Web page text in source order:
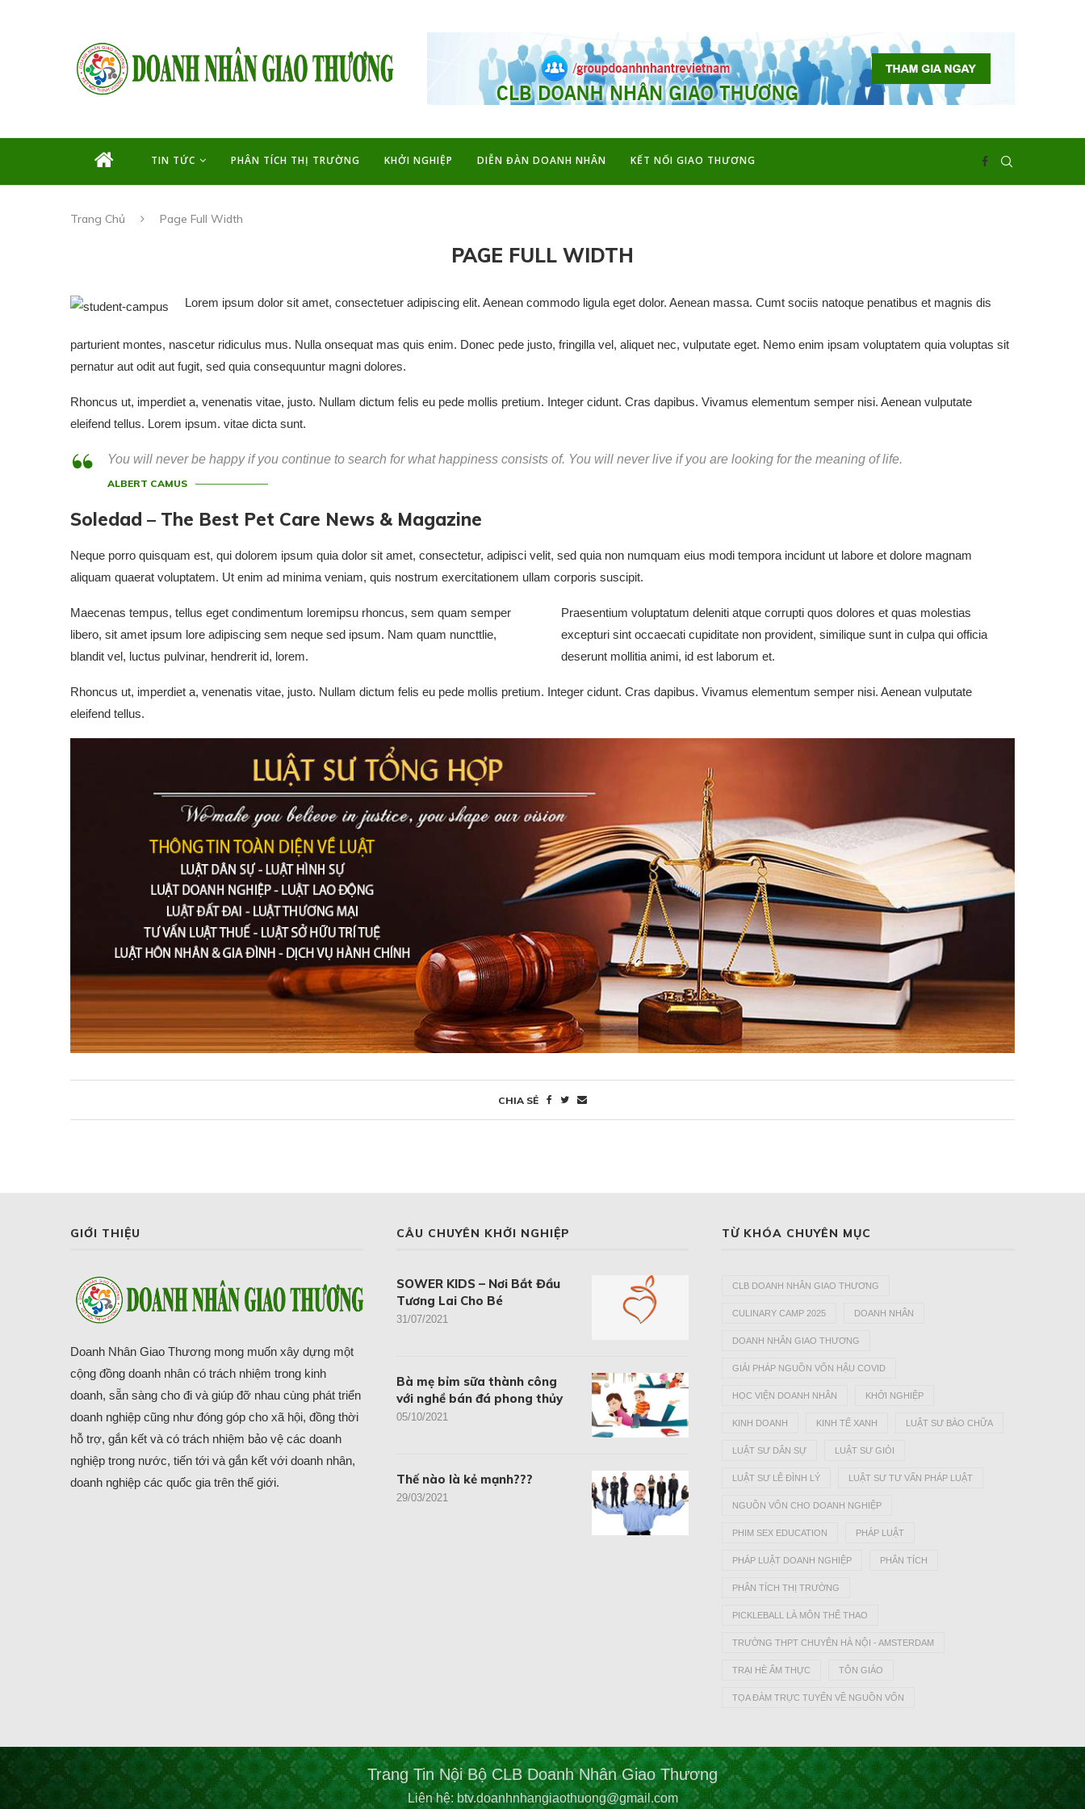
TIN TỨC PHÂN TÍCH THỊ TRƯỜNG KHỞI NGHIỆP DIỄN ĐÀN DOANH NHÂN KẾT NỐI GIAO THƯƠNG
Trang Chủ Page Full Width
PAGE FULL WIDTH
Lorem ipsum dolor sit amet, consectetuer adipiscing elit. Aenean commodo ligula eget dolor. Aenean massa. Cumt sociis natoque penatibus et magnis dis
parturient montes, nascetur ridiculus mus. Nulla onsequat mas quis enim. Donec pede justo, fringilla vel, aliquet nec, vulputate eget. Nemo enim ipsam voluptatem quia voluptas sit
pernatur aut odit aut fugit, sed quia consequuntur magni dolores.
Rhoncus ut, imperdiet a, venenatis vitae, justo. Nullam dictum felis eu pede mollis pretium. Integer cidunt. Cras dapibus. Vivamus elementum semper nisi. Aenean vulputate
eleifend tellus. Lorem ipsum. vitae dicta sunt.
You will never be happy if you continue to search for what happiness consists of. You will never live if you are looking for the meaning of life.
ALBERT CAMUS
Soledad – The Best Pet Care News & Magazine
Neque porro quisquam est, qui dolorem ipsum quia dolor sit amet, consectetur, adipisci velit, sed quia non numquam eius modi tempora incidunt ut labore et dolore magnam
aliquam quaerat voluptatem. Ut enim ad minima veniam, quis nostrum exercitationem ullam corporis suscipit.
Maecenas tempus, tellus eget condimentum loremipsu rhoncus, sem quam semper
libero, sit amet ipsum lore adipiscing sem neque sed ipsum. Nam quam nuncttlie,
blandit vel, luctus pulvinar, hendrerit id, lorem.
Praesentium voluptatum deleniti atque corrupti quos dolores et quas molestias
excepturi sint occaecati cupiditate non provident, similique sunt in culpa qui officia
deserunt mollitia animi, id est laborum et.
Rhoncus ut, imperdiet a, venenatis vitae, justo. Nullam dictum felis eu pede mollis pretium. Integer cidunt. Cras dapibus. Vivamus elementum semper nisi. Aenean vulputate
eleifend tellus.
CHIA SẺ
GIỚI THIỆU
Doanh Nhân Giao Thương mong muốn xây dựng một
cộng đồng doanh nhân có trách nhiệm trong kinh
doanh, sẵn sàng cho đi và giúp đỡ nhau cùng phát triển
doanh nghiệp cũng như đóng góp cho xã hội, đồng thời
hỗ trợ, gắn kết và có trách nhiệm bảo vệ các doanh
nghiệp trong nước, tiến tới và gắn kết với doanh nhân,
doanh nghiệp các quốc gia trên thế giới.
CÂU CHUYÊN KHỞI NGHIỆP
SOWER KIDS – Nơi Bắt Đầu
Tương Lai Cho Bé
31/07/2021
Bà mẹ bỉm sữa thành công
với nghề bán đá phong thủy
05/10/2021
Thế nào là kẻ mạnh???
29/03/2021
TỪ KHÓA CHUYÊN MỤC
CLB DOANH NHÂN GIAO THƯƠNG
CULINARY CAMP 2025 DOANH NHÂN
DOANH NHÂN GIAO THƯƠNG
GIẢI PHÁP NGUỒN VỐN HẬU COVID
HỌC VIỆN DOANH NHÂN KHỞI NGHIỆP
KINH DOANH KINH TẾ XANH LUẬT SƯ BÀO CHỮA
LUẬT SƯ DÂN SỰ LUẬT SƯ GIỎI
LUẬT SƯ LÊ ĐÌNH LÝ LUẬT SƯ TƯ VẤN PHÁP LUẬT
NGUỒN VỐN CHO DOANH NGHIỆP
PHIM SEX EDUCATION PHÁP LUẬT
PHÁP LUẬT DOANH NGHIỆP PHÂN TÍCH
PHÂN TÍCH THỊ TRƯỜNG
PICKLEBALL LÀ MÔN THỂ THAO
TRƯỜNG THPT CHUYÊN HÀ NỘI - AMSTERDAM
TRẠI HÈ ẨM THỰC TÔN GIÁO
TỌA ĐÀM TRỰC TUYẾN VỀ NGUỒN VỐN
Trang Tin Nội Bộ CLB Doanh Nhân Giao Thương
Liên hệ: btv.doanhnhangiaothuong@gmail.com